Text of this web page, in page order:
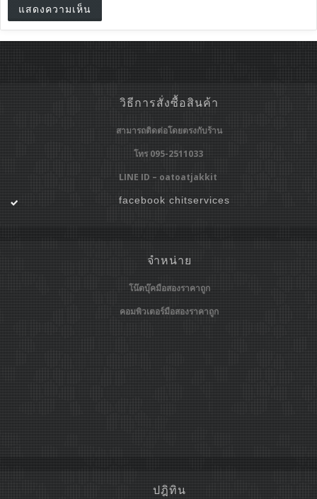
วิธีการสั่งซื้อสินค้า
สามารถติดต่อโดยตรงกับร้าน
โทร 095-2511033
LINE ID – oatoatjakkit
facebook chitservices
จำหน่าย
โน๊ตบุ๊คมือสองราคาถูก
คอมพิวเตอร์มือสองราคาถูก
ปฎิทิน